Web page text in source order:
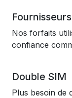
Nos forfaits
confiance
Double SIM
Plus besoin de